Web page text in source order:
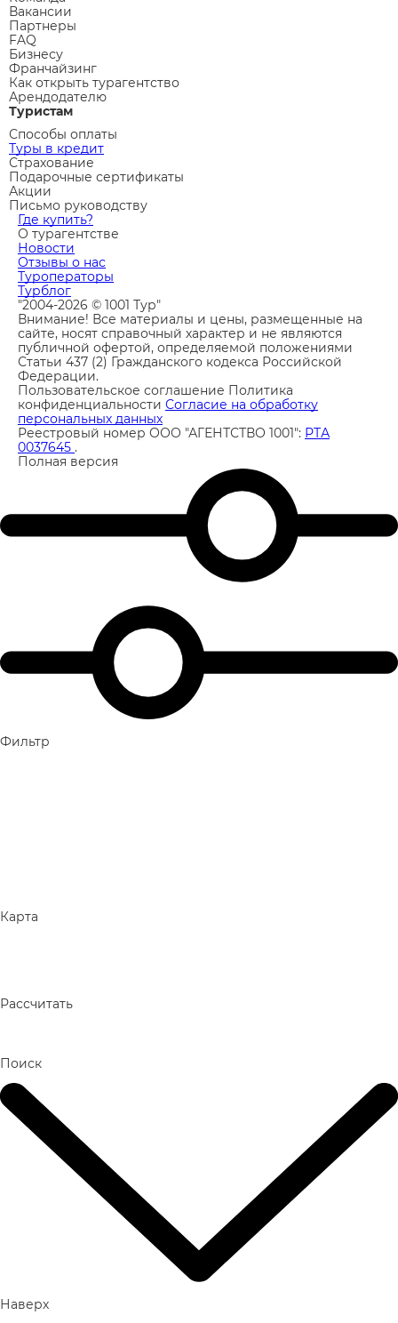
Вакансии
Партнеры
FAQ
Бизнесу
Франчайзинг
Как открыть турагентство
Арендодателю
Туристам
Способы оплаты
Туры в кредит
Страхование
Подарочные сертификаты
Акции
Письмо руководству
Где купить?
О турагентстве
Новости
Отзывы о нас
Туроператоры
Турблог
"2004-2026 © 1001 Тур"
Внимание! Все материалы и цены, размещенные на
сайте, носят справочный характер и не являются
публичной офертой, определяемой положениями
Статьи 437 (2) Гражданского кодекса Российской
Федерации.
Пользовательское соглашение Политика
конфиденциальности Согласие на обработку
персональных данных
Реестровый номер ООО "АГЕНТСТВО 1001": РТА
0037645 .
Полная версия
Фильтр
Карта
Рассчитать
Поиск
Наверх